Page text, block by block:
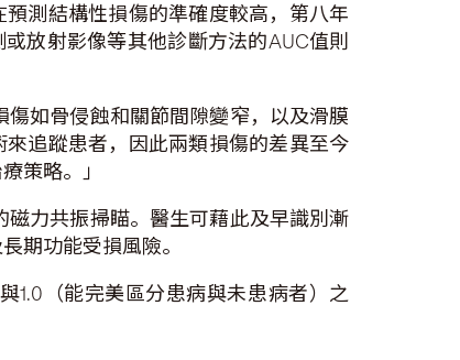
測結構性損傷的準確度較高，第八年
放射影像等其他診斷方法的AUC值則
傷如骨侵蝕和關節間隙變窄，以及滑膜
追蹤患者，因此兩類損傷的差異至今
策略。」
力共振掃瞄。醫生可藉此及早識別漸
期功能受損風險。
1.0（能完美區分患病與未患病者）之